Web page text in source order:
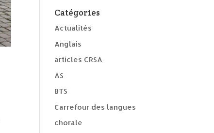
Catégories
Actualités
Anglais
articles CRSA
AS
BTS
Carrefour des langues
chorale